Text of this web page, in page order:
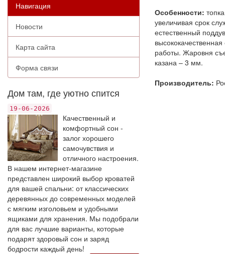
Навигация
Новости
Карта сайта
Форма связи
Дом там, где уютно спится
19-06-2026
Качественный и
комфортный сон -
залог хорошего
самочувствия и
отличного настроения.
В нашем интернет-магазине
представлен широкий выбор кроватей
для вашей спальни: от классических
деревянных до современных моделей
с мягким изголовьем и удобными
ящиками для хранения. Мы подобрали
для вас лучшие варианты, которые
подарят здоровый сон и заряд
бодрости каждый день!
Особенности:
увеличивая срок
естественный
работы. Жаровня
казана – 3 мм.
Производитель: